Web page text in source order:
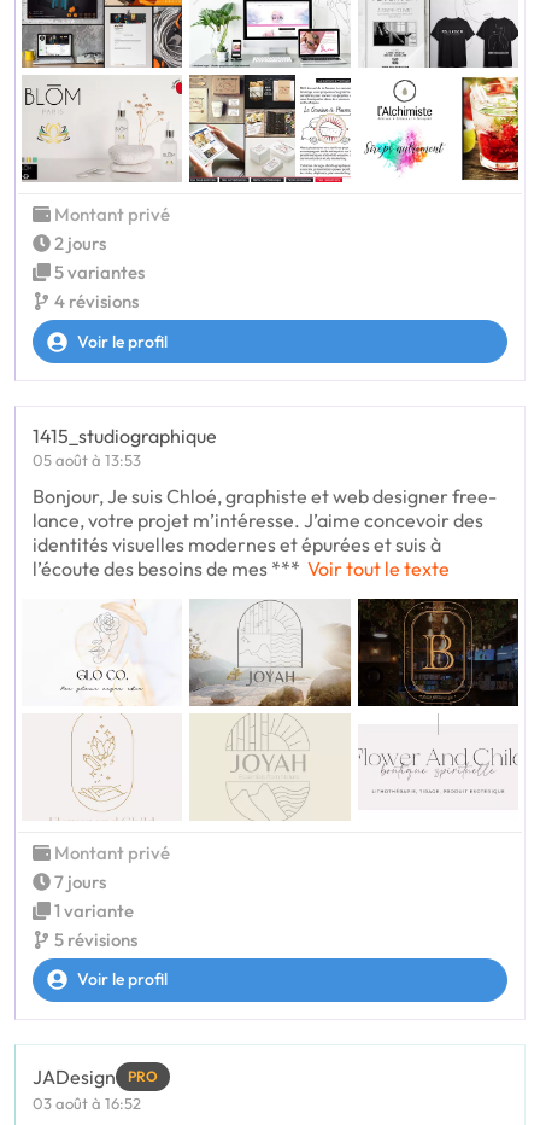
Montant privé
2 jours
5 variantes
4 révisions
Voir le profil
1415_studiographique
05 août à 13:53
Bonjour, Je suis Chloé, graphiste et web designer free-
lance, votre projet m’intéresse. J’aime concevoir des
identités visuelles modernes et épurées et suis à
l’écoute des besoins de mes *** Voir tout le texte
Montant privé
7 jours
1 variante
5 révisions
Voir le profil
JADesign PRO
03 août à 16:52